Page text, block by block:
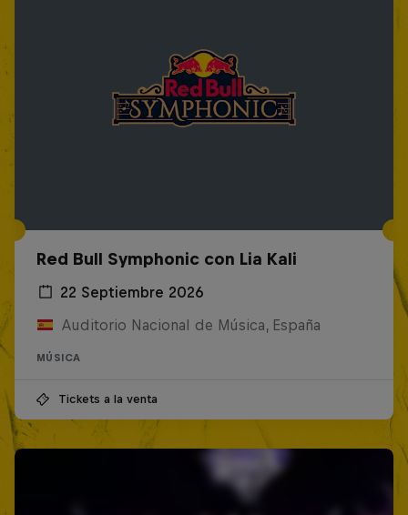
Red Bull Symphonic con Lia Kali
22 Septiembre 2026
Auditorio Nacional de Música, España
MÚSICA
Tickets a la venta